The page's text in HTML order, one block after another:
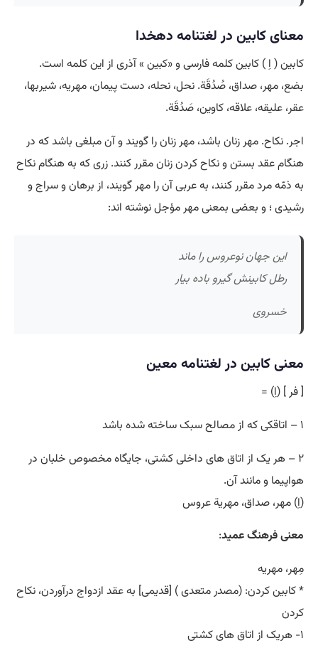
معنای کابین در لغتنامه دهخدا
کابین ( اِ ) کابین کلمه فارسی و «کبین » آذری از این کلمه است.
بضع، مهر، صداق، صُدُقَة. نحل، نحله، دست پیمان، مهریه، شیربها،
عقر، علیقه، علاقه، کاوین، صَدُقَة.
اجر. نکاح. مهر زنان باشد، مهر زنان را گویند و آن مبلغی باشد که در
هنگام عقد بستن و نکاح کردن زنان مقرر کنند. زری که به هنگام نکاح
به ذمّه مرد مقرر کنند، به عربی آن را مهر گویند، از برهان و سراج و
رشیدی ؛ و بعضی بمعنی مهر مؤجل نوشته اند:
این جهان نوعروس را ماند
رطل کابینش گیرو باده بیار
خسروی
معنی کابین در لغتنامه معین
[ فر ] (اِ) =
۱ – اتاقکی که از مصالح سبک ساخته شده باشد
۲ – هر یک از
اتاقهای داخلی کشتی، جایگاه مخصوص خلبان در
هواپیما و مانند آن.
(اِ) مهر، صداق، مهریة عروس
معنی فرهنگ عمید:
مِهر، مهریه
* کابین کردن: (مصدر متعدی ) [قدیمی] به عقد ازدواج درآوردن، نکاح
کردن
۱- هریک از اتاق های کشتی